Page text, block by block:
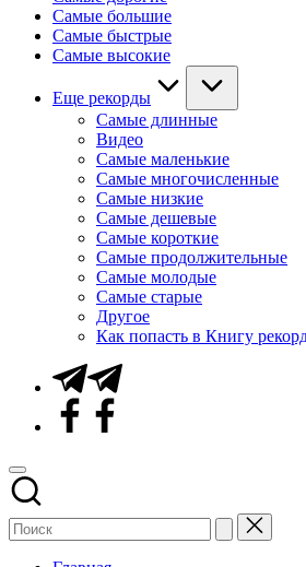
Самые большие
Самые быстрые
Самые высокие
Еще рекорды
Самые длинные
Видео
Самые маленькие
Самые многочисленные
Самые низкие
Самые дешевые
Самые короткие
Самые продолжительные
Самые молодые
Самые старые
Другое
Как попасть в Книгу
Telegram
Facebook